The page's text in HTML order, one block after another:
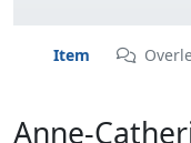
Item
Anne-